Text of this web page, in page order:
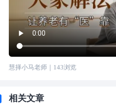
慧择小马老师｜ 143浏览
相关文章